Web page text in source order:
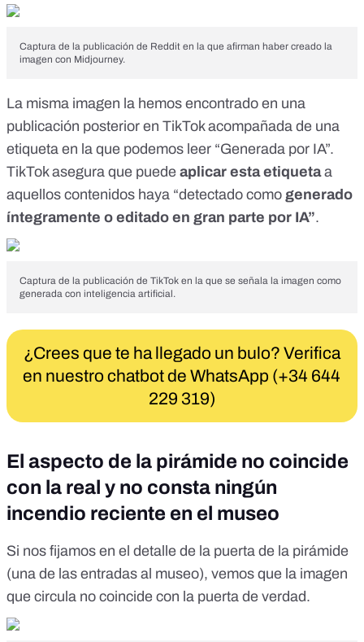
Captura de la publicación de Reddit en la que afirman haber creado la
imagen con Midjourney.
La misma imagen la hemos encontrado en una
publicación posterior en TikTokacompañada de una
etiqueta en la que podemos leer “Generada por IA”.
TikTok asegura que puede aplicar esta etiquetaa
aquellos contenidos haya “detectado como generado
íntegramente o editado en gran parte por IA”.
Captura de la publicación de TikTok en la que se señala la imagen como
generada con inteligencia artificial.
¿Crees que te ha llegado un bulo? Verifica
en nuestro chatbot de WhatsApp (+34 644
229 319)
El aspecto de la pirámide no coincide
con la real y no consta ningún
incendio reciente en el museo
Si nos fijamos en el detalle de la puerta de la pirámide
(una de las entradas al museo), vemos que la imagen
que circula no coincide con la puerta de verdad.